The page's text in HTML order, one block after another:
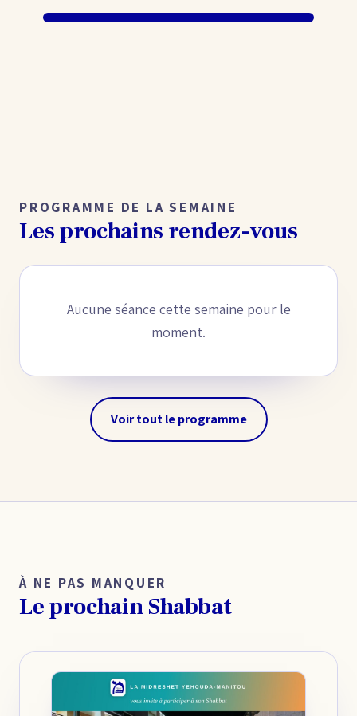
PROGRAMME DE LA SEMAINE
Les prochains rendez-vous
Aucune séance cette semaine pour le
moment.
Voir tout le programme
À NE PAS MANQUER
Le prochain Shabbat